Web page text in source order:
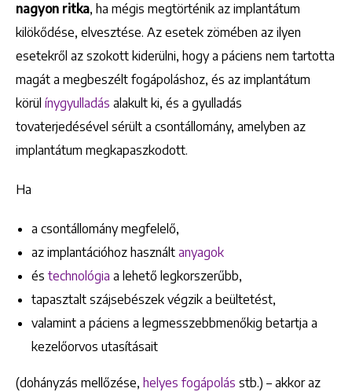
Keresés
nagyon ritka, ha mégis megtörténik az implantátum
kilökődése, elvesztése. Az esetek zömében az ilyen
esetekről az szokott kiderülni, hogy a páciens nem tartotta
magát a megbeszélt fogápoláshoz, és az implantátum
körül ínygyulladás alakult ki, és a gyulladás
tovaterjedésével sérült a csontállomány, amelyben az
implantátum megkapaszkodott.
Ha
a csontállomány megfelelő,
az implantációhoz használt anyagok
és technológia a lehető legkorszerűbb,
tapasztalt szájsebészek végzik a beültetést,
valamint a páciens a legmesszebbmenőkig betartja a
kezelőorvos utasításait
(dohányzás mellőzése, helyes fogápolás stb.) – akkor az